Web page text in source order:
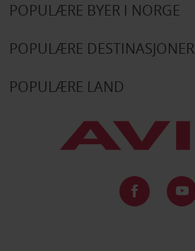
POPULÆRE BYER I NORGE
POPULÆRE DESTINASJONER
POPULÆRE LAND